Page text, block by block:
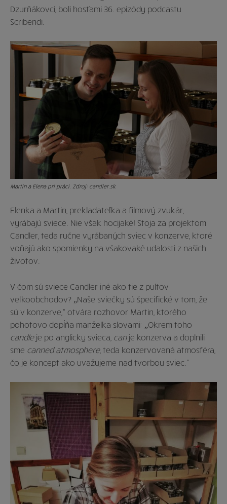
Dzurňákovci, boli hosťami 36. epizódy podcastu
Scribendi.
Martin a Elena pri práci. Zdroj: candler.sk
Elenka a Martin, prekladateľka a filmový zvukár,
vyrábajú sviece. Nie však hocijaké! Stoja za projektom
Candler, teda ručne vyrábaných sviec v konzerve, ktoré
voňajú ako spomienky na všakovaké udalosti z našich
životov.
V čom sú sviece Candler iné ako tie z pultov
veľkoobchodov? „Naše sviečky sú špecifické v tom, že
sú v konzerve,“ otvára rozhovor Martin, ktorého
pohotovo dopĺňa manželka slovami: „Okrem toho
candle je po anglicky svieca, can je konzerva a doplnili
sme canned atmosphere, teda konzervovaná atmosféra,
čo je koncept ako uvažujeme nad tvorbou sviec.“